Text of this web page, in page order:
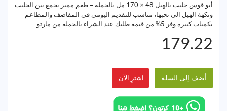
أبو قوس حليب بالهيل 48 × 170 مل بالجملة – طعم مميز يجمع بين الحليب
ونكهة الهيل الي تحبها، مناسب للتقديم اليومي في المقاصف والمطاعم
بكميات كبيرة وفر 5% من قيمة طلبك عند الشراء بالجملة من مارتو.
179.22
أضف إلى السلة اشترِ الآن